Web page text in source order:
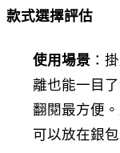
款式選擇評估
使用場景：
離也能一目
翻閱最方便
可以放在銀